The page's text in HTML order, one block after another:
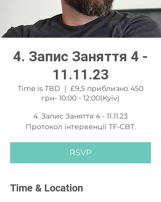
4. Запис Заняття 4 -
11.11.23
Time is TBD
  |
£9,5 приблизно 450
грн- 10:00 - 12:00(Kyiv)
4. Запис Заняття 4 - 11.11.23
Протокол інтервенції TF-CBT.
RSVP
Time & Location